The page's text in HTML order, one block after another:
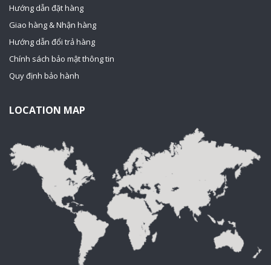
Hướng dẫn đặt hàng
Giao hàng & Nhận hàng
Hướng dẫn đổi trả hàng
Chính sách bảo mật thông tin
Quy định bảo hành
LOCATION MAP